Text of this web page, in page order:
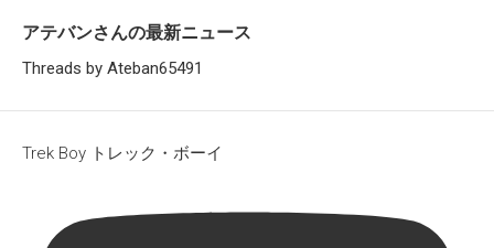
アテバンさんの最新ニュース
Threads by Ateban65491
Trek Boy トレック・ボーイ